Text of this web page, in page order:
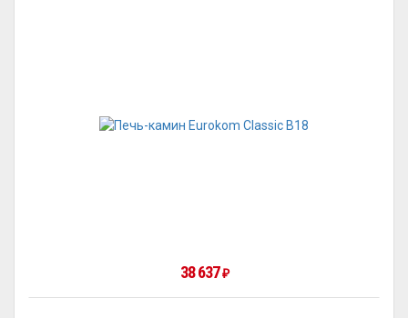
38 637₽